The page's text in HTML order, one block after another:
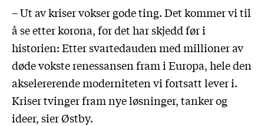
– Ut av kriser vokser gode ting. Det kommer vi til
å se etter korona, for det har skjedd før i
historien: Etter svartedauden med millioner av
døde vokste renessansen fram i Europa, hele den
akselererende moderniteten vi fortsatt lever i.
Kriser tvinger fram nye løsninger, tanker og
ideer, sier Østby.